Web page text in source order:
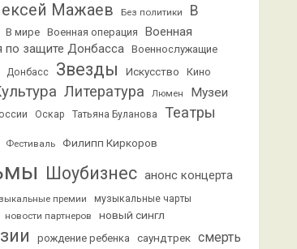
Мажаев Без политики
В
В мире Военная операция
Военная
по защите Донбасса
Военнослужащие
Донбасс Звезды Искусство Кино
Литература Люмен Музеи
Оскар Татьяна Буланова Театры
Фестиваль Филипп Киркоров
Шоубизнес анонс концерта
премии
музыкальные чарты
новости партнеров новый сингл
рождение ребенка саундтрек смерть